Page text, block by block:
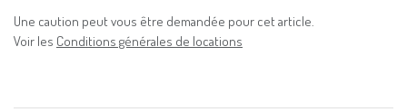
Une caution peut vous être demandée pour cet article.
Voir les Conditions générales de locations